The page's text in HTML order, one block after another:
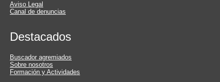
Aviso Legal
Canal de denuncias
Destacados
Buscador agremiados
Sobre nosotros
Formación y Actividades